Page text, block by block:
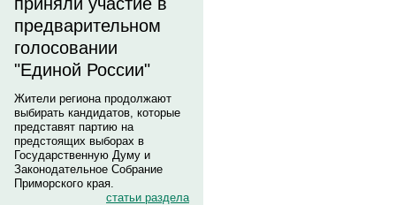
предварительном
голосовании
"Единой России"
Жители региона продолжают
выбирать кандидатов, которые
представят партию на
предстоящих выборах в
Государственную Думу и
Законодательное Собрание
Приморского края.
статьи раздела